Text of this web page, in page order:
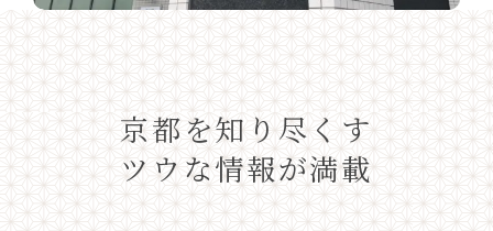
京都を知り尽くす
ツウな情報が満載